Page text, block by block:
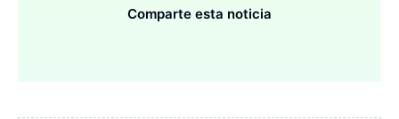
Comparte esta noticia